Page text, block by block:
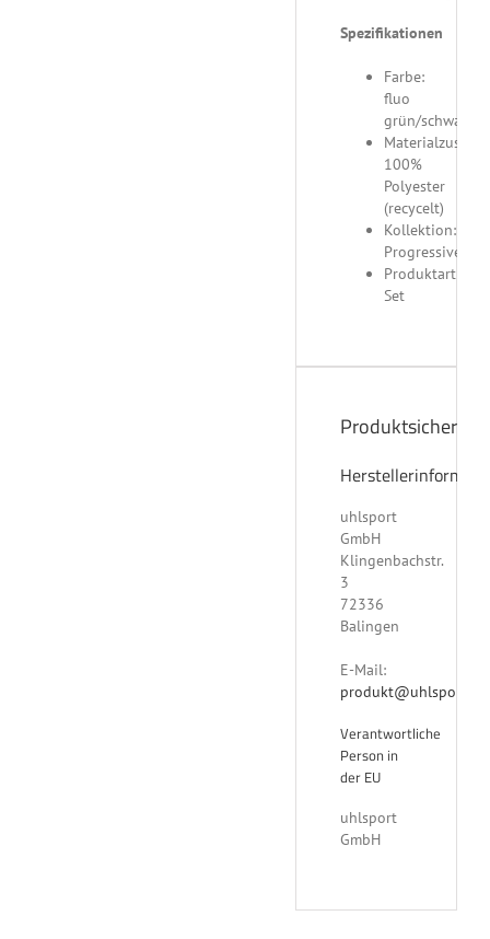
Spezifikationen
Farbe:
fluo
grün/schwarz
100%
Polyester
(recycelt)
Kollektion:
Progressive
Produktart:
Set
Produktsicherheit
uhlsport
GmbH
Klingenbachstr.
3
72336
Balingen
E-Mail:
Verantwortliche
Person in
der EU
uhlsport
GmbH